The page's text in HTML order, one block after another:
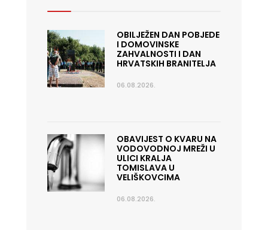
OBILJEŽEN DAN POBJEDE
I DOMOVINSKE
ZAHVALNOSTI I DAN
HRVATSKIH BRANITELJA
06.08.2026.
OBAVIJEST O KVARU NA
VODOVODNOJ MREŽI U
ULICI KRALJA
TOMISLAVA U
VELIŠKOVCIMA
06.08.2026.